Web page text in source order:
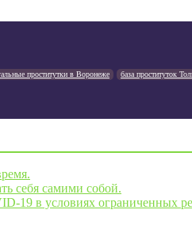
проститутки в Воронеже база проституток
себя самими собой.
19 в условиях ограниченных